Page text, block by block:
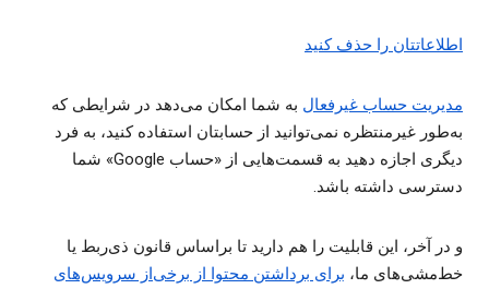
اطلاعاتتان را حذف کنید
مدیریت حساب غیرفعال به شما امکان می‌دهد در شرایطی که
به‌طور غیرمنتظره نمی‌توانید از حسابتان استفاده کنید، به فرد
دیگری اجازه دهید به قسمت‌هایی از «حساب Google» شما
دسترسی داشته باشد.
و در آخر، این قابلیت را هم دارید تا براساس قانون ذی‌ربط یا
خط‌مشی‌های ما، برای برداشتن محتوا از برخی‌از سرویس‌های